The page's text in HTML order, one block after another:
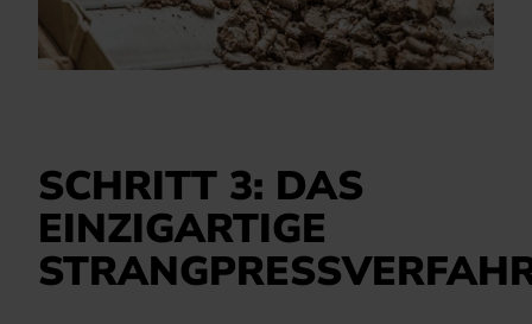
SCHRITT 3: DAS
EINZIGARTIGE